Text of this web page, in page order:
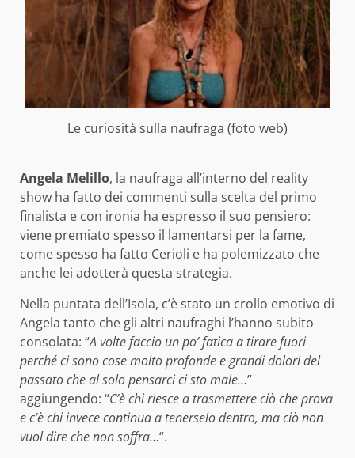
Le curiosità sulla naufraga (foto web)
Angela Melillo, la naufraga all’interno del reality
show ha fatto dei commenti sulla scelta del primo
finalista e con ironia ha espresso il suo pensiero:
viene premiato spesso il lamentarsi per la fame,
come spesso ha fatto Cerioli e ha polemizzato che
anche lei adotterà questa strategia.
Nella puntata dell’Isola, c’è stato un crollo emotivo di
Angela tanto che gli altri naufraghi l’hanno subito
consolata: “A volte faccio un po’ fatica a tirare fuori
perché ci sono cose molto profonde e grandi dolori del
passato che al solo pensarci ci sto male…”
aggiungendo: “C’è chi riesce a trasmettere ciò che prova
e c’è chi invece continua a tenerselo dentro, ma ciò non
vuol dire che non soffra…“.